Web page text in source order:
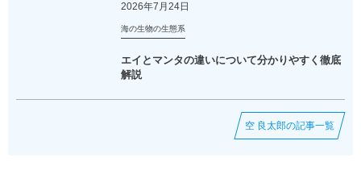
2026年7月24日
海の生物の生態系
エイとマンタの違いについて分かりやすく徹底
解説
空 良太郎の記事一覧